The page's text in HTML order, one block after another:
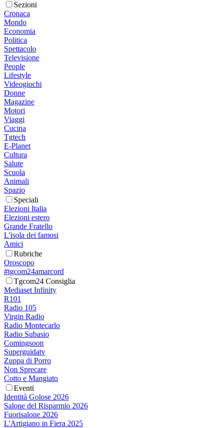
Sezioni
Cronaca
Mondo
Economia
Politica
Spettacolo
Televisione
People
Lifestyle
Videogiochi
Donne
Magazine
Motori
Viaggi
Cucina
Tgtech
E-Planet
Cultura
Salute
Scuola
Animali
Spazio
Speciali
Elezioni Italia
Elezioni estero
Grande Fratello
L'isola dei famosi
Amici
Rubriche
Oroscopo
#tgcom24amarcord
Tgcom24 Consiglia
Mediaset Infinity
R101
Radio 105
Virgin Radio
Radio Montecarlo
Radio Subasio
Comingsoon
Superguidatv
Zuppa di Porro
Non Sprecare
Cotto e Mangiato
Eventi
Identità Golose 2026
Salone del Risparmio 2026
Fuorisalone 2026
L'Artigiano in Fiera 2025